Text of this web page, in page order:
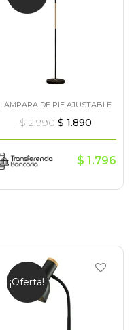
LÁMPARA DE PIE AJUSTABLE
$2.990 $ 1.890
$ 1.796
¡Oferta!